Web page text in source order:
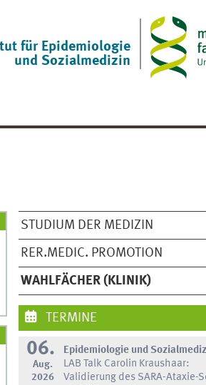
für Epidemiologie
und Sozialmedizin
STUDIUM DER MEDIZIN
RER.MEDIC. PROMOTION
WAHLFÄCHER (KLINIK)
TERMINE
06.
Aug.
2026
Epidemiologie und
LAB Talk Carolin Kraushaar:
Validierung des SARA-Ataxie-